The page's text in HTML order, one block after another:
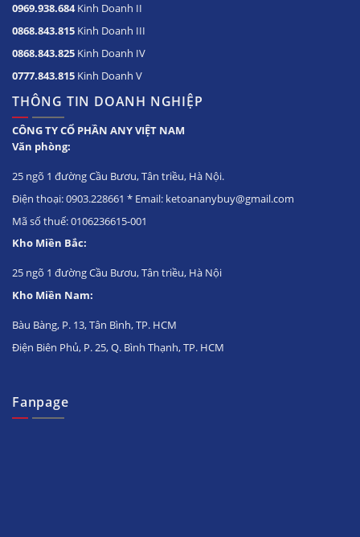
0969.938.684Kinh Doanh II
0868.843.815 Kinh Doanh III
0868.843.825 Kinh Doanh IV
0777.843.815 Kinh Doanh V
THÔNG TIN DOANH NGHIỆP
CÔNG TY CỔ PHẦN ANY VIỆT NAM
Văn phòng:
25 ngõ 1 đường Cầu Bươu, Tân triều, Hà Nội.
Điện thoại: 0903.228661 * Email: ketoananybuy@gmail.com
Mã số thuế: 0106236615-001
Kho Miền Bắc:
25 ngõ 1 đường Cầu Bươu, Tân triều, Hà Nội
Kho Miền Nam:
Bàu Bàng, P. 13, Tân Bình, TP. HCM
Điện Biên Phủ, P. 25, Q. Bình Thạnh, TP. HCM
Fanpage